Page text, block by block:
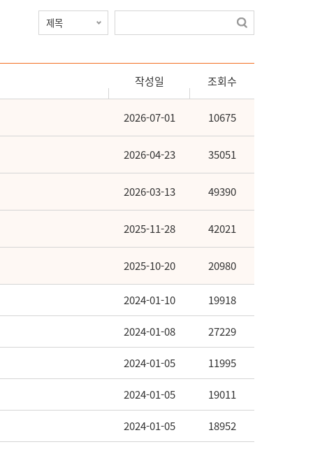
작성일 조회수
2026-07-01 10675
2026-04-23 35051
2026-03-13 49390
2025-11-28 42021
2025-10-20 20980
2024-01-10 19918
2024-01-08 27229
2024-01-05 11995
2024-01-05 19011
2024-01-05 18952